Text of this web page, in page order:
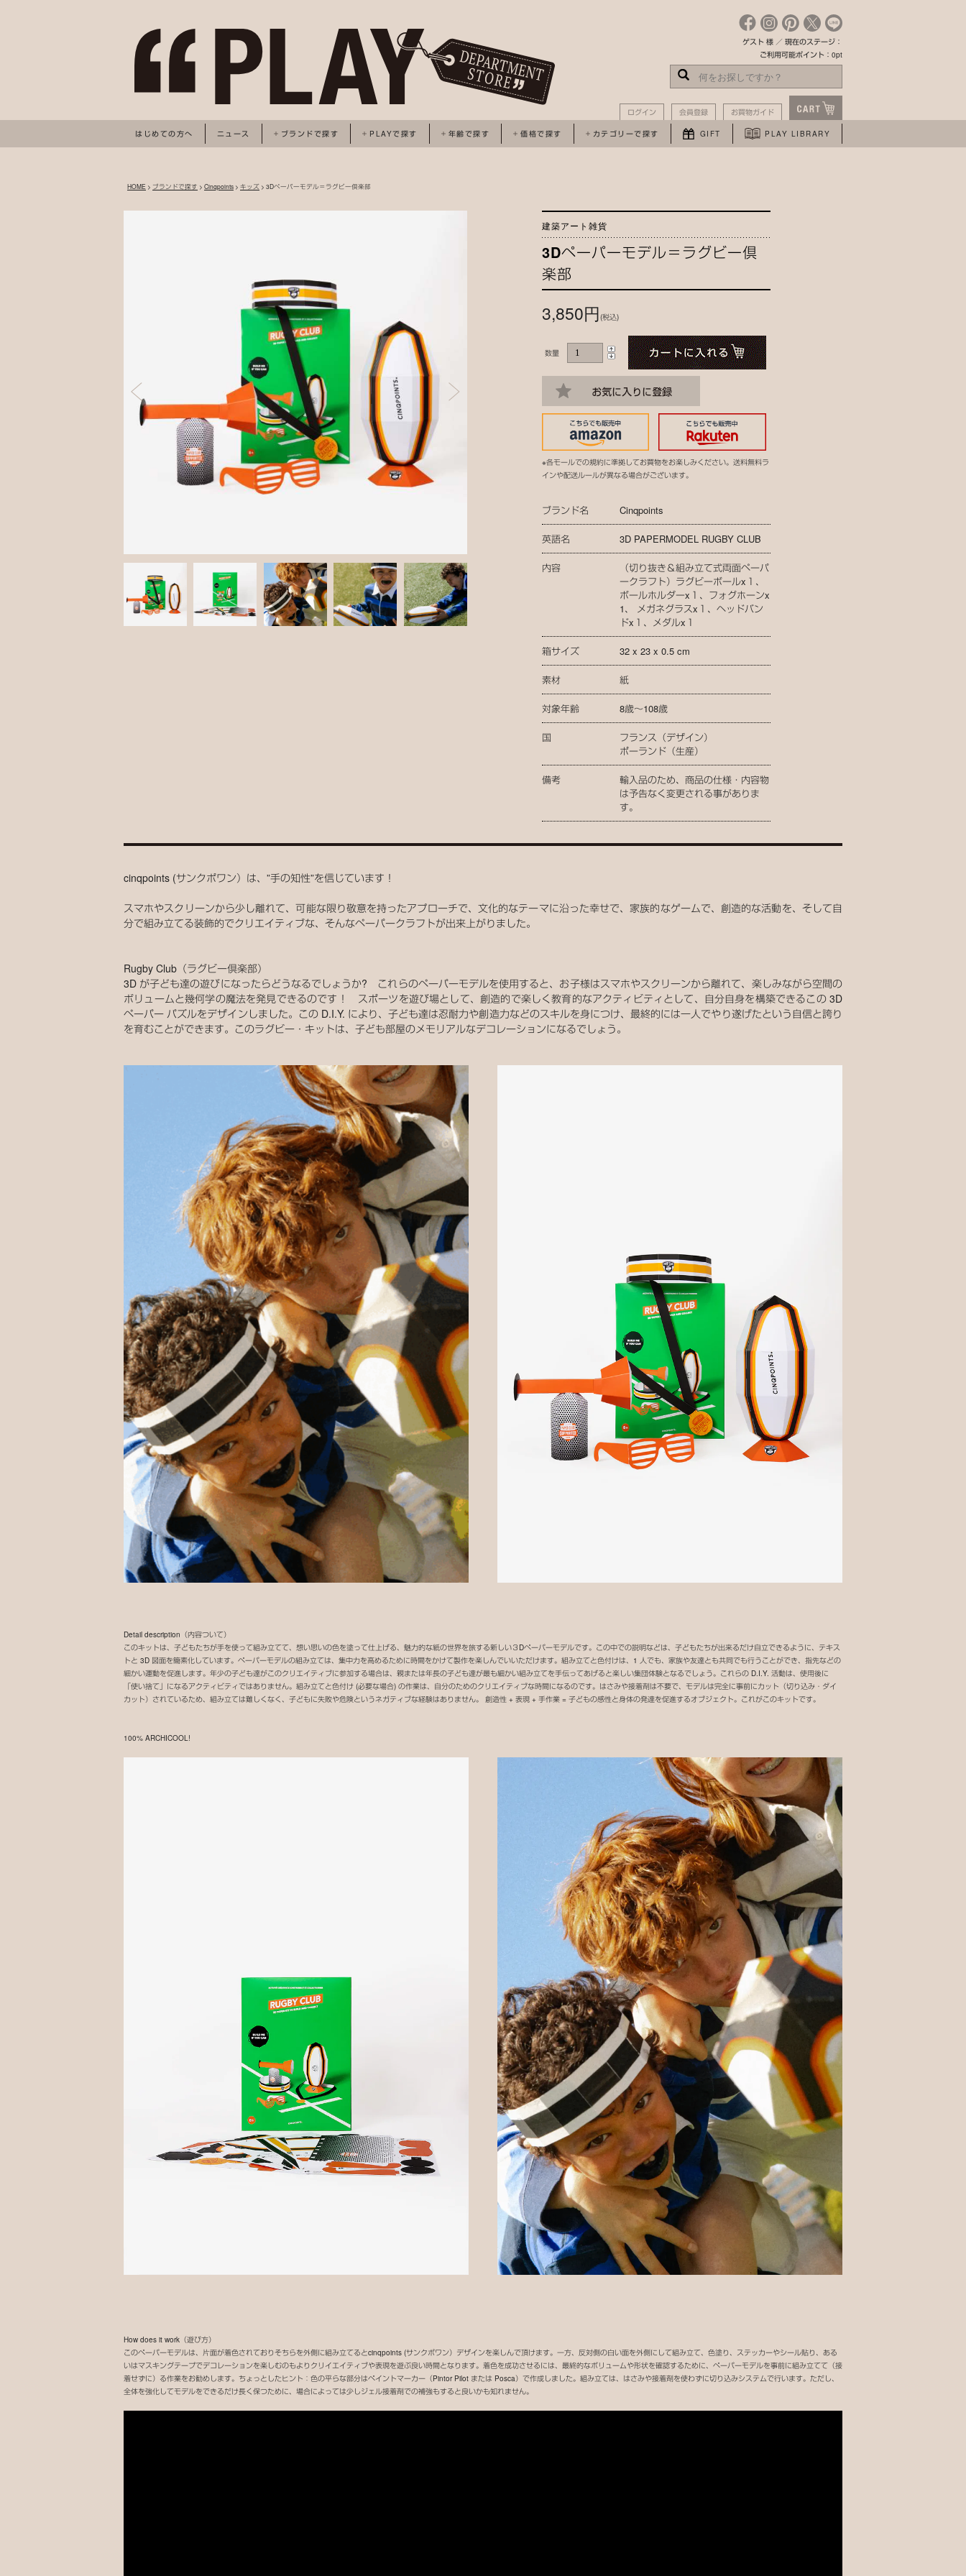
ゲスト 様 ／ 現在のステージ：
ご利用可能ポイント：0pt
ログイン 会員登録 お買物ガイド
はじめての方へ ニュース ブランドで探す PLAYで探す 年齢で探す 価格で探す カテゴリーで探す GIFT PLAY LIBRARY
HOME > ブランドで探す > Cinqpoints > キッズ > 3Dペーパーモデル＝ラグビー倶楽部
※各モールでの規約に準拠してお買物をお楽しみください。送料無料ラ
インや配送ルールが異なる場合がございます。
ブランド名 Cinqpoints
英語名 3D PAPERMODEL RUGBY CLUB
内容
（切り抜き＆組み立て式両面ペーパ
ークラフト）ラグビーボールx１、
ボールホルダーx１、フォグホーンx
1、 メガネグラスx１、ヘッドバン
ドx１、メダルx１
箱サイズ 32 x 23 x 0.5 cm
素材 紙
対象年齢 8歳～108歳
国
フランス（デザイン）
ポーランド（生産）
備考
輸入品のため、商品の仕様・内容物
は予告なく変更される事がありま
す。
建築アート雑貨
3Dペーパーモデル＝ラグビー倶
楽部
3,850円(税込)
数量
cinqpoints (サンクポワン）は、”手の知性”を信じています！
スマホやスクリーンから少し離れて、可能な限り敬意を持ったアプローチで、文化的なテーマに沿った幸せで、家族的なゲームで、創造的な活動を、そして自
分で組み立てる装飾的でクリエイティブな、そんなペーパークラフトが出来上がりました。
Rugby Club（ラグビー倶楽部）
3D が子ども達の遊びになったらどうなるでしょうか? これらのペーパーモデルを使用すると、お子様はスマホやスクリーンから離れて、楽しみながら空間の
ボリュームと幾何学の魔法を発見できるのです！ スポーツを遊び場として、創造的で楽しく教育的なアクティビティとして、自分自身を構築できるこの 3D
ペーパー パズルをデザインしました。この D.I.Y. により、子ども達は忍耐力や創造力などのスキルを身につけ、最終的には一人でやり遂げたという自信と誇り
を育むことができます。このラグビー・キットは、子ども部屋のメモリアルなデコレーションになるでしょう。
Detail description（内容ついて）
このキットは、子どもたちが手を使って組み立てて、想い思いの色を塗って仕上げる、魅力的な紙の世界を旅する新しい３Dペーパーモデルです。この中での説明などは、子どもたちが出来るだけ自立できるように、テキス
トと 3D 図面を簡素化しています。ペーパーモデルの組み立ては、集中力を高めるために時間をかけて製作を楽しんでいいただけます。組み立てと色付けは、1 人でも、家族や友達とも共同でも行うことができ、指先などの
細かい運動を促進します。年少の子ども達がこのクリエイティブに参加する場合は、親または年長の子ども達が最も細かい組み立てを手伝ってあげると楽しい集団体験となるでしょう。これらの D.I.Y. 活動は、使用後に
「使い捨て」になるアクティビティではありません。組み立てと色付け (必要な場合) の作業は、自分のためのクリエイティブな時間になるのです。はさみや接着剤は不要で、モデルは完全に事前にカット（切り込み・ダイ
カット）されているため、組み立ては難しくなく、子どもに失敗や危険というネガティブな経験はありません。 創造性 + 表現 + 手作業 = 子どもの感性と身体の発達を促進するオブジェクト。これがこのキットです。
100% ARCHICOOL!
How does it work（遊び方）
このペーパーモデルは、片面が着色されておりそちらを外側に組み立てるとcinqpoints (サンクポワン）デザインを楽しんで頂けます。一方、反対側の白い面を外側にして組み立て、色塗り、ステッカーやシール貼り、ある
いはマスキングテープでデコレーションを楽しむのもよりクリイエイティブや表現を遊ぶ良い時間となります。着色を成功させるには、最終的なボリュームや形状を確認するために、ペーパーモデルを事前に組み立てて（接
着せずに）る作業をお勧めします。ちょっとしたヒント：色の平らな部分はペイントマーカー（Pintor Pilot または Posca）で作成しました。組み立ては、はさみや接着剤を使わずに切り込みシステムで行います。ただし、
全体を強化してモデルをできるだけ長く保つために、場合によっては少しジェル接着剤での補強もすると良いかも知れません。